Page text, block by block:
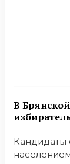
В
Кандидаты